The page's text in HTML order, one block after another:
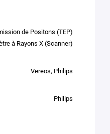
de Positons (TEP)
à Rayons X (Scanner)
Vereos, Philips
Philips